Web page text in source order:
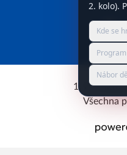
1. FC
Všechna